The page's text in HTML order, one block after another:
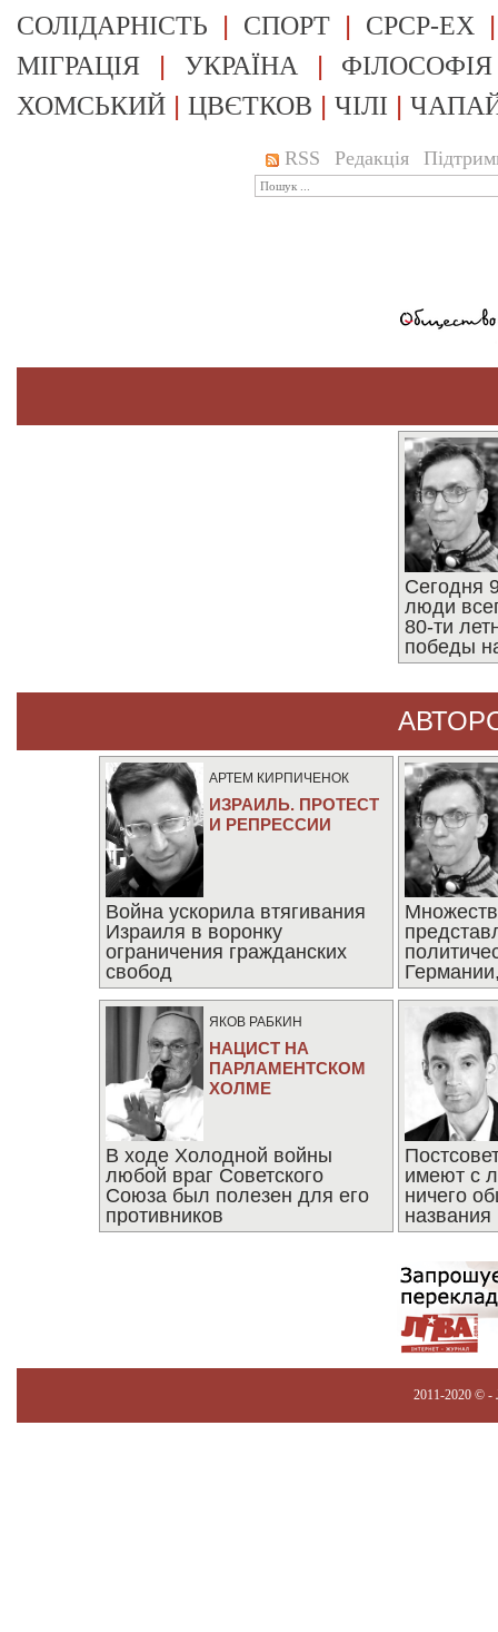
СОЛІДАРНІСТЬ | СПОРТ | СРСР-EX
МІГРАЦІЯ | УКРАЇНА | ФІЛОСОФІЯ
ХОМСЬКИЙ | ЦВЄТКОВ | ЧІЛІ |
RSS Редакція
Сегодня
люди
80-ти
победы
АРТЕМ КИРПИЧЕНОК
ИЗРАИЛЬ. ПРОТЕСТ
И РЕПРЕССИИ
Война ускорила втягивания
Израиля в воронку
ограничения гражданских
свобод
ЯКОВ РАБКИН
НАЦИСТ НА
ПАРЛАМЕНТСКОМ
ХОЛМЕ
В ходе Холодной войны
любой враг Советского
Союза был полезен для его
противников
имеют с
ничего
названия
2011-2020 © -